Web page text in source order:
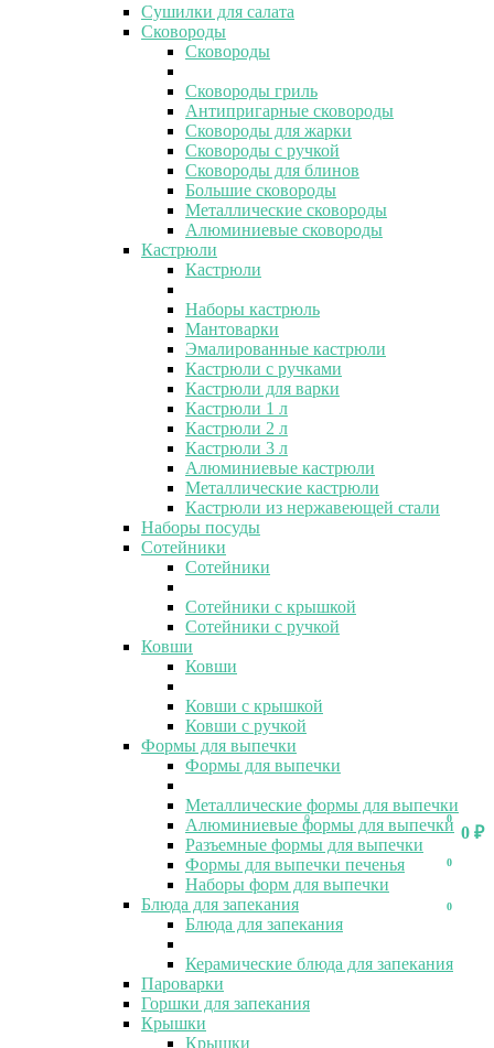
0
0 ₽
0
0
0
Сушилки для салата
Сковороды
Сковороды
Сковороды гриль
Антипригарные сковороды
Сковороды для жарки
Сковороды с ручкой
Сковороды для блинов
Большие сковороды
Металлические сковороды
Алюминиевые сковороды
Кастрюли
Кастрюли
Наборы кастрюль
Мантоварки
Эмалированные кастрюли
Кастрюли с ручками
Кастрюли для варки
Кастрюли 1 л
Кастрюли 2 л
Кастрюли 3 л
Алюминиевые кастрюли
Металлические кастрюли
Кастрюли из нержавеющей стали
Наборы посуды
Сотейники
Сотейники
Сотейники с крышкой
Сотейники с ручкой
Ковши
Ковши
Ковши с крышкой
Ковши с ручкой
Формы для выпечки
Формы для выпечки
Металлические формы для выпечки
Алюминиевые формы для выпечки
Разъемные формы для выпечки
Формы для выпечки печенья
Наборы форм для выпечки
Блюда для запекания
Блюда для запекания
Керамические блюда для запекания
Пароварки
Горшки для запекания
Крышки
Крышки